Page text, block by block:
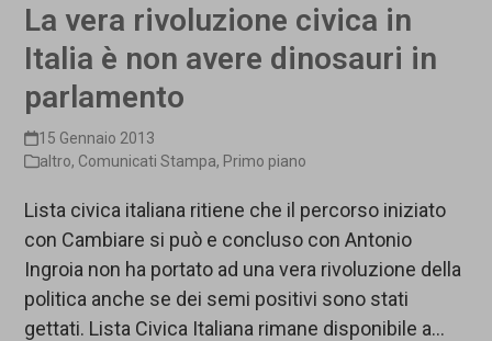
La vera rivoluzione civica in
Italia è non avere dinosauri in
parlamento
15 Gennaio 2013
altro, Comunicati Stampa, Primo piano
Lista civica italiana ritiene che il percorso iniziato
con Cambiare si può e concluso con Antonio
Ingroia non ha portato ad una vera rivoluzione della
politica anche se dei semi positivi sono stati
gettati. Lista Civica Italiana rimane disponibile a…